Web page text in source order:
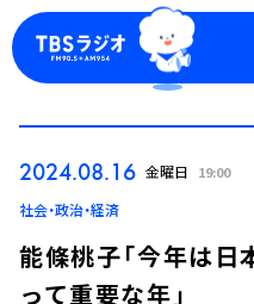
2024.08.16 金曜日 19:00
社会・政治・経済
能條桃子「今年は
って重要な年」